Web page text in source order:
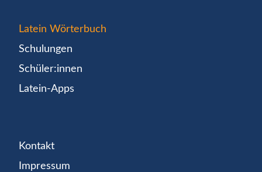
Latein Wörterbuch
Schulungen
Schüler:innen
Latein-Apps
Kontakt
Impressum